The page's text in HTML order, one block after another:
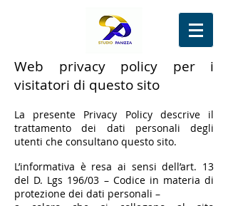
Web privacy policy per i
visitatori di questo sito
La presente Privacy Policy descrive il
trattamento dei dati personali degli
utenti che consultano questo sito.
L’informativa è resa ai sensi dell’art. 13
del D. Lgs 196/03 – Codice in materia di
protezione dei dati personali –